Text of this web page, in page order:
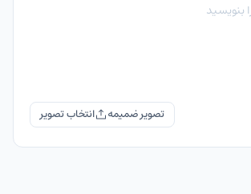
تصویر ضمیمه